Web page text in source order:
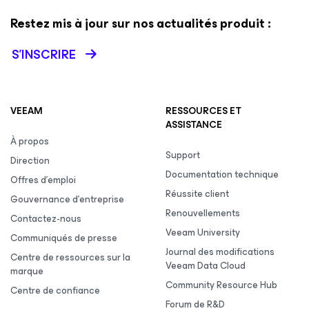
Restez mis à jour sur nos actualités produit :
S’INSCRIRE
VEEAM
À propos
Direction
Offres d’emploi
Gouvernance d’entreprise
Contactez-nous
Communiqués de presse
Centre de ressources sur la
marque
Centre de confiance
RESSOURCES ET
ASSISTANCE
Support
Documentation technique
Réussite client
Renouvellements
Veeam University
Journal des modifications
Veeam Data Cloud
Community Resource Hub
Forum de R&D